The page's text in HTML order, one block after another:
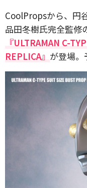
CoolPropsから、円
品田冬樹氏完全監修
『ULTRAMAN C-
REPLICA』 が登場。